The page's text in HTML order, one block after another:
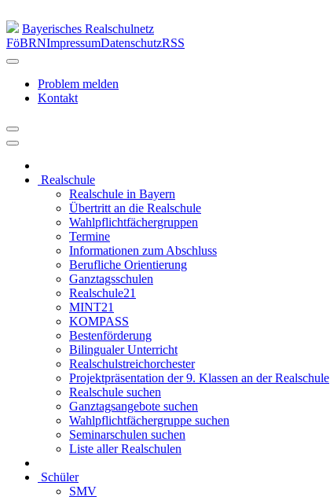
Bayerisches Realschulnetz
FöBRNImpressumDatenschutzRSS
Problem melden
Kontakt
Realschule
Realschule in Bayern
Übertritt an die Realschule
Wahlpflichtfächergruppen
Termine
Informationen zum Abschluss
Berufliche Orientierung
Ganztagsschulen
Realschule21
MINT21
KOMPASS
Bestenförderung
Bilingualer Unterricht
Realschulstreichorchester
Projektpräsentation der 9. Klassen an der Realschule
Realschule suchen
Ganztagsangebote suchen
Wahlpflichtfächergruppe suchen
Seminarschulen suchen
Liste aller Realschulen
Schüler
SMV